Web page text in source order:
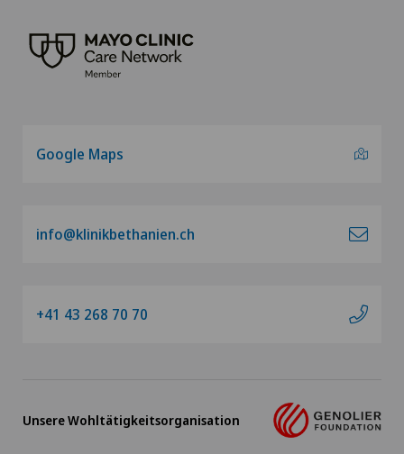
Google Maps
info@klinikbethanien.ch
+41 43 268 70 70
Unsere Wohltätigkeitsorganisation